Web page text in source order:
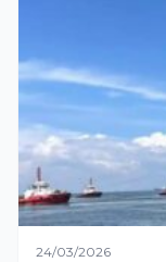
24/03/2026